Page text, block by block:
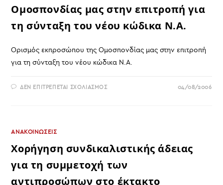
Ομοσπονδίας μας στην επιτροπή για
τη σύνταξη του νέου κώδικα Ν.Α.
Ορισμός εκπροσώπου της Ομοσπονδίας μας στην επιτροπή
για τη σύνταξη του νέου κώδικα Ν.Α.
ΔΕΝ ΕΠΙΤΡΈΠΕΤΑΙ ΣΧΟΛΙΑΣΜΌΣΣΤΟ
ΤΗ
ΣΎΝΤΑΞΗ
ΝΈΟΥ
ΚΏΔΙΚΑ
Ν.Α.
04/08/2006
ΑΝΑΚΟΙΝΩΣΕΙΣ
Χορήγηση συνδικαλιστικής άδειας
για τη συμμετοχή των
αντιπροσώπων στο έκτακτο